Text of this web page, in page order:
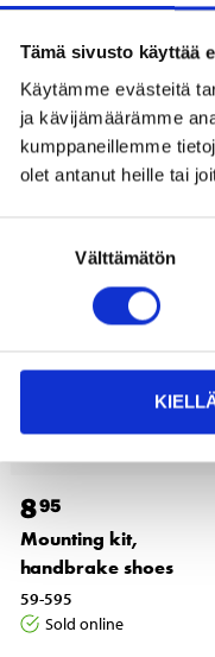
Tämä sivusto käyttää
Käytämme evästeitä
ja kävijämäärämme
kumppaneillemme
olet antanut heille tai
Välttämätön
manufacturer
895
Mounting kit,
handbrake shoes
59-595
Sold online